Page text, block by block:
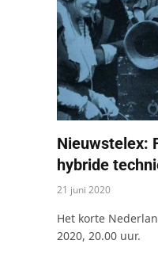
Nieuwstelex:
hybride
21 juni 2020
Het korte
2020, 20.00 uur.